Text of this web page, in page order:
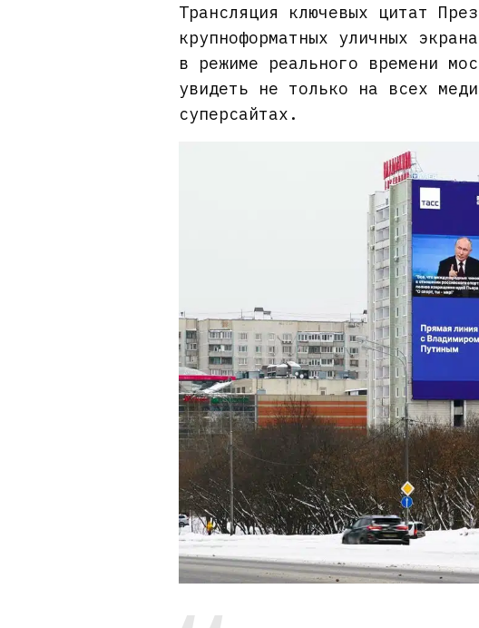
Трансляция ключевых цитат
крупноформатных уличных
в режиме реального времени
увидеть не только на всех
суперсайтах.